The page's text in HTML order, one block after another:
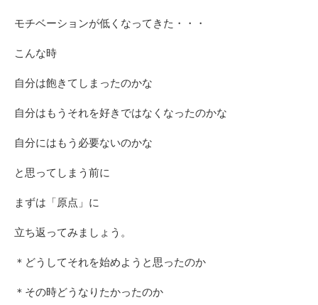
モチベーションが低くなってきた・・・
こんな時
自分は飽きてしまったのかな
自分はもうそれを好きではなくなったのかな
自分にはもう必要ないのかな
と思ってしまう前に
まずは「原点」に
立ち返ってみましょう。
＊どうしてそれを始めようと思ったのか
＊その時どうなりたかったのか